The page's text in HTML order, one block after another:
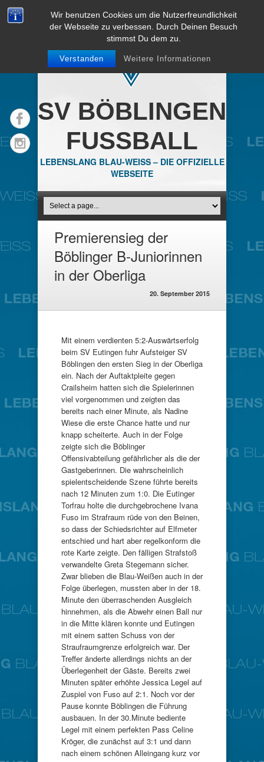
Wir benutzen Cookies um die Nutzerfreundlichkeit
der Webseite zu verbessen. Durch Deinen Besuch
stimmst Du dem zu.
Verstanden Weitere Informationen
SV BÖBLINGEN
FUSSBALL
LEBENSLANG BLAU-WEISS – DIE OFFIZIELLE
WEBSEITE
Premierensieg der
Böblinger B-Juniorinnen
in der Oberliga
20. September 2015
Mit einem verdienten 5:2-Auswärtserfolg
beim SV Eutingen fuhr Aufsteiger SV
Böblingen den ersten Sieg in der Oberliga
ein. Nach der Auftaktpleite gegen
Crailsheim hatten sich die Spielerinnen
viel vorgenommen und zeigten das
bereits nach einer Minute, als Nadine
Wiese die erste Chance hatte und nur
knapp scheiterte. Auch in der Folge
zeigte sich die Böblinger
Offensivabteilung gefährlicher als die der
Gastgeberinnen. Die wahrscheinlich
spielentscheidende Szene führte bereits
nach 12 Minuten zum 1:0. Die Eutinger
Torfrau holte die durchgebrochene Ivana
Fuso im Strafraum rüde von den Beinen,
so dass der Schiedsrichter auf Elfmeter
entschied und hart aber regelkonform die
rote Karte zeigte. Den fälligen Strafstoß
verwandelte Greta Stegemann sicher.
Zwar blieben die Blau-Weißen auch in der
Folge überlegen, mussten aber in der 18.
Minute den überraschenden Ausgleich
hinnehmen, als die Abwehr einen Ball nur
in die Mitte klären konnte und Eutingen
mit einem satten Schuss von der
Straufraumgrenze erfolgreich war. Der
Treffer änderte allerdings nichts an der
Überlegenheit der Gäste. Bereits zwei
Minuten später erhöhte Jessica Legel auf
Zuspiel von Fuso auf 2:1. Noch vor der
Pause konnte Böblingen die Führung
ausbauen. In der 30.Minute bediente
Legel mit einem perfekten Pass Celine
Kröger, die zunächst auf 3:1 und dann
nach einem schönen Alleingang kurz vor